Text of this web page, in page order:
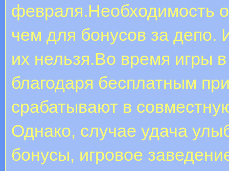
февраля.Необходимость
чем для бонусов за депо.
их нельзя.Во время игры
благодаря бесплатным
срабатывают в
Однако, случае удача
бонусы, игровое